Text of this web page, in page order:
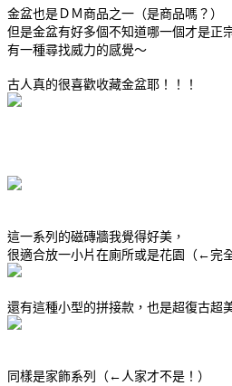
金盆也是ＤＭ商品之一（是商品嗎？）
但是金盆有好多個不知道哪一個才是正
有一種尋找威力的感覺～
古人真的很喜歡收藏金盆耶！！！
這一系列的磁磚牆我覺得好美，
很適合放一小片在廁所或是花園（←完
還有這種小型的拼接款，也是超復古超
同樣是家飾系列（←人家才不是！）